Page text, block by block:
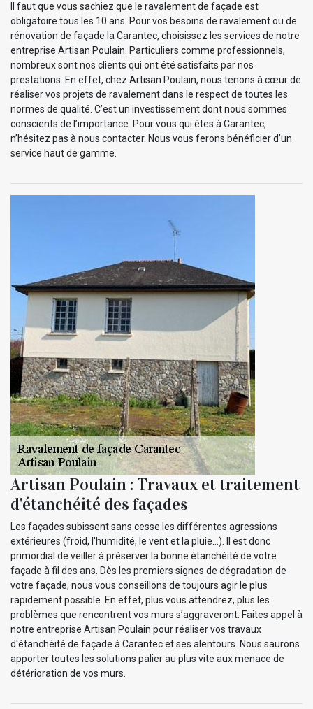
Il faut que vous sachiez que le ravalement de façade est
obligatoire tous les 10 ans. Pour vos besoins de ravalement ou de
rénovation de façade la Carantec, choisissez les services de notre
entreprise Artisan Poulain. Particuliers comme professionnels,
nombreux sont nos clients qui ont été satisfaits par nos
prestations. En effet, chez Artisan Poulain, nous tenons à cœur de
réaliser vos projets de ravalement dans le respect de toutes les
normes de qualité. C’est un investissement dont nous sommes
conscients de l’importance. Pour vous qui êtes à Carantec,
n’hésitez pas à nous contacter. Nous vous ferons bénéficier d’un
service haut de gamme.
Artisan Poulain : Travaux et traitement
d'étanchéité des façades
Les façades subissent sans cesse les différentes agressions
extérieures (froid, l'humidité, le vent et la pluie…). Il est donc
primordial de veiller à préserver la bonne étanchéité de votre
façade à fil des ans. Dès les premiers signes de dégradation de
votre façade, nous vous conseillons de toujours agir le plus
rapidement possible. En effet, plus vous attendrez, plus les
problèmes que rencontrent vos murs s’aggraveront. Faites appel à
notre entreprise Artisan Poulain pour réaliser vos travaux
d'étanchéité de façade à Carantec et ses alentours. Nous saurons
apporter toutes les solutions palier au plus vite aux menace de
détérioration de vos murs.